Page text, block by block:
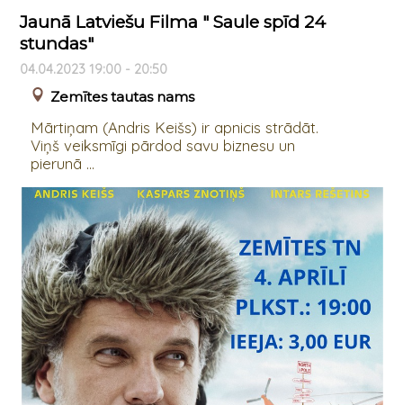
Jaunā Latviešu Filma " Saule spīd 24
stundas"
04.04.2023 19:00 - 20:50
Zemītes tautas nams
Mārtiņam (Andris Keišs) ir apnicis strādāt.
Viņš veiksmīgi pārdod savu biznesu un
pierunā ...